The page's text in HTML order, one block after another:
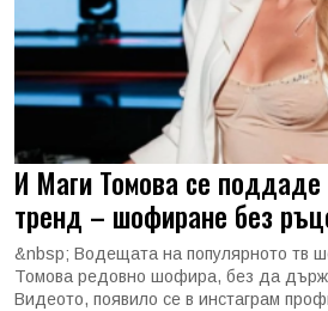
И Маги Томова се
тренд – шофиране без
&nbsp; Водещата на популярното тв
Томова редовно шофира, без да
Видеото, появило се в инстаграм